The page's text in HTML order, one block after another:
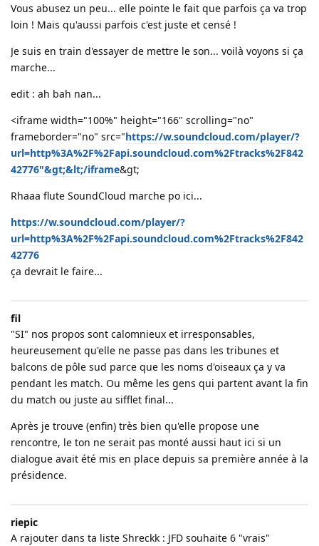
Vous abusez un peu... elle pointe le fait que parfois ça va trop
loin ! Mais qu'aussi parfois c'est juste et censé !
Je suis en train d'essayer de mettre le son... voilà voyons si ça
marche...
edit : ah bah nan...
<iframe width="100%" height="166" scrolling="no"
frameborder="no" src="https://w.soundcloud.com/player/?
url=http%3A%2F%2Fapi.soundcloud.com%2Ftracks%2F842
42776"&gt;&lt;/iframe&gt;
Rhaaa flute SoundCloud marche po ici...
https://w.soundcloud.com/player/?
url=http%3A%2F%2Fapi.soundcloud.com%2Ftracks%2F842
42776
ça devrait le faire...
fil
"SI" nos propos sont calomnieux et irresponsables,
heureusement qu'elle ne passe pas dans les tribunes et
balcons de pôle sud parce que les noms d'oiseaux ça y va
pendant les match. Ou même les gens qui partent avant la fin
du match ou juste au sifflet final...
Après je trouve (enfin) très bien qu'elle propose une
rencontre, le ton ne serait pas monté aussi haut ici si un
dialogue avait été mis en place depuis sa première année à la
présidence.
riepic
A rajouter dans ta liste Shreckk : JFD souhaite 6 "vrais"